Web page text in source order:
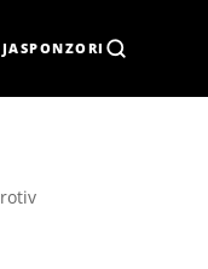
SPONZORI